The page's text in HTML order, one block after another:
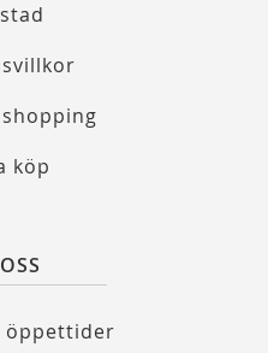
köp
öppettider